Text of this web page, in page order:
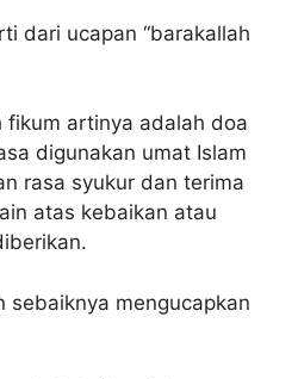
dari ucapan “barakallah
fikum artinya adalah doa
digunakan umat Islam
rasa syukur dan terima
atas kebaikan atau
sebaiknya mengucapkan